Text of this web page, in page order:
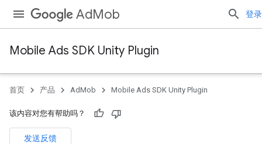
AdMob 登录
Mobile Ads SDK Unity Plugin
首页 产品 AdMob Mobile Ads SDK Unity Plugin
该内容对您有帮助吗？
发送反馈